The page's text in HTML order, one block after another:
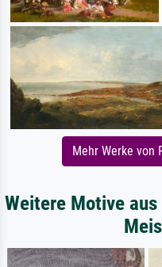
Mehr Werke von
Weitere Motive